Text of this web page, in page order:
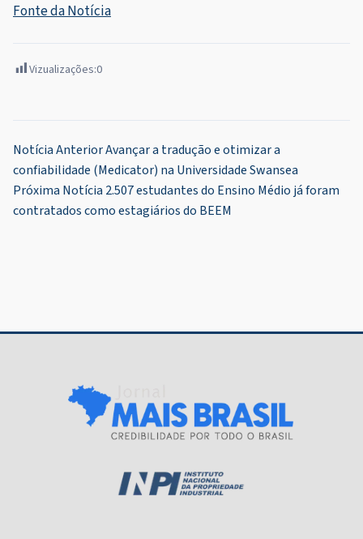
Fonte da Notícia
Vizualizações:0
Navegação
de
Post
Notícia AnteriorAvançar a tradução e otimizar a
confiabilidade (Medicator) na Universidade Swansea
Próxima Notícia 2.507 estudantes do Ensino Médio já foram
contratados como estagiários do BEEM